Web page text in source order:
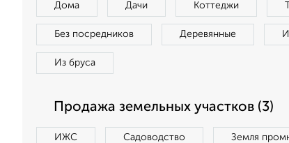
Дома Дачи Коттеджи
Без посредников Деревянные
Из бруса
Продажа земельных участков (3)
ИЖС Садоводство Земля